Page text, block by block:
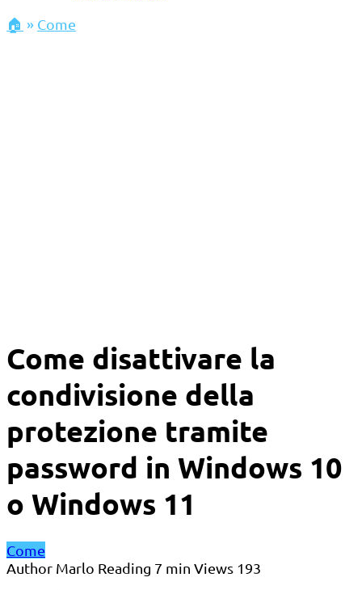
🏠 » Come
Come disattivare la
condivisione della
protezione tramite
password in Windows 10
o Windows 11
Come
Author Marlo Reading 7 min Views 193